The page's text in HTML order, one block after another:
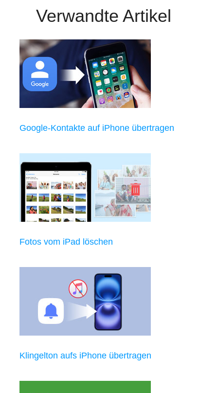
Verwandte Artikel
Google-Kontakte auf iPhone übertragen
Fotos vom iPad löschen
Klingelton aufs iPhone übertragen